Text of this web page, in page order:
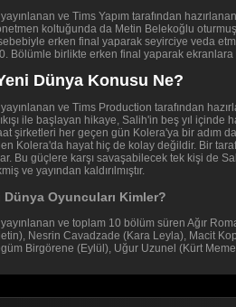
ve Tims Yapım tarafından
koltuğunda da Metin Belekoğlu
erken final yaparak seyirciye veda
Bölümle birlikte erken final yaparak
Dünya Konusu Ne?
ve Tims Production tarafından
ile başlayan hikaye, Salih'in beş yıl
şirketleri her geçen gün Kolera'ya bir adım
Kolera'da hayat hiç de kolay değildir. Bir
Bu güçlere karşı savaşabilecek tek kişi de
ve yayından kaldırılmıştır.
Dünya Oyuncuları Kimler?
ve toplam 10 bölüm süren Ağır
Nesrin Cavadzade (Kara Leyla), Macit
Birgörene (Eylül), Uğur Uzunel (Kürt